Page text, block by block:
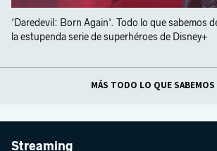
'Daredevil: Born Again'. Todo lo que sabemos
la estupenda serie de superhéroes de Disney+
MÁS TODO LO QUE SABEMOS
Streaming